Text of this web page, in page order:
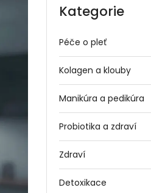
Kategorie
Péče o pleť
Kolagen a klouby
Manikúra a pedikúra
Probiotika a zdraví
Zdraví
Detoxikace